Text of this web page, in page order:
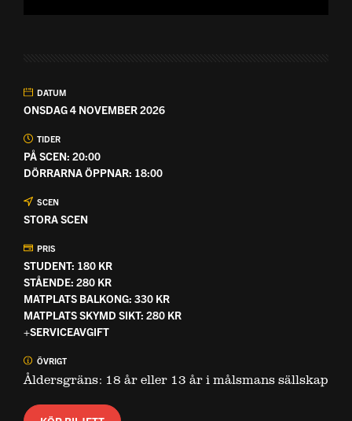
DATUM
ONSDAG 4 NOVEMBER 2026
TIDER
PÅ SCEN: 20:00
DÖRRARNA ÖPPNAR: 18:00
SCEN
STORA SCEN
PRIS
STUDENT: 180 KR
STÅENDE: 280 KR
MATPLATS BALKONG: 330 KR
MATPLATS SKYMD SIKT: 280 KR
+SERVICEAVGIFT
ÖVRIGT
Åldersgräns: 18 år eller 13 år i målsmans sällskap